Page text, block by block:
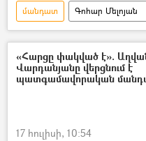
մանդատ
Գոհար Մելոյան
ԱԺ (Ազգային ժողով)
Ազգային ժողովի
«Հարցը փակված է».
Վարդանյանը վերցնում է
պատգամավորական
17 հուլիսի, 10:54